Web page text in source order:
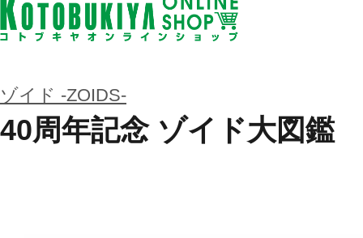
ゾイド -ZOIDS-
40周年記念 ゾイド大図鑑